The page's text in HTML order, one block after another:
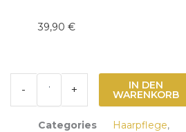
39,90 €
-
Aux
Algues
Professional
+ IN DEN
WARENKORB
Categories Haarpflege,